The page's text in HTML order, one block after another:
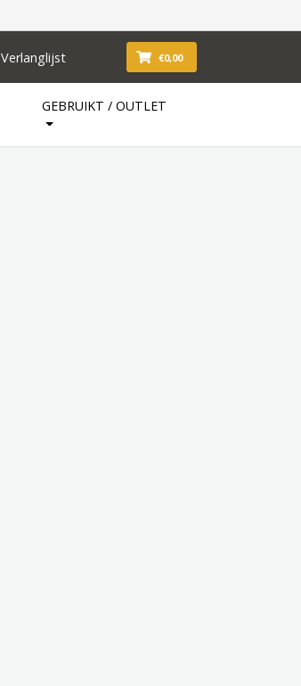
Verlanglijst €0,00
GEBRUIKT / OUTLET